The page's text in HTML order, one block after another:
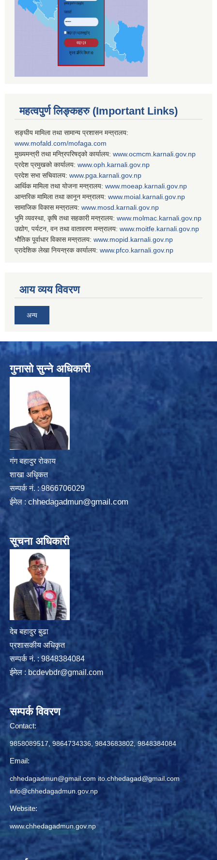
महत्वपुर्ण लिङ्कहरु (Important Links)
सङ्घीय मामिला तथा सामान्य प्रशासन मन्त्रालय:
www.mofald.com/mofaga.com
मुख्यमन्त्री तथा मन्त्रिपरिषद्को कार्यालय: www.ocmcm.karnali.gov.np
प्रदेश प्रमुखको कार्यालय: www.oph.karnali.gov.np
प्रदेश सभा सचिवालय: www. pga.karnali.gov.np
आर्थिक मामिला तथा योजना मन्त्रालय: www. moeap.karnali.gov.np
आन्तरिक मामिला तथा कानून मन्त्रालय: www. moial.karnali.gov.np
सामाजिक विकास मन्त्रालय: www. mosd.karnali.gov.np
भुमि व्यवस्था, कृषि तथा सहकारी मन्त्रालय: www. molmac.karnali.gov.np
उद्योग, पर्यटन, वन तथा वातावरण मन्त्रालय: www. moitfe.karnali.gov.np
भौतिक पूर्वाधार विकास मन्त्रालय: www. mopid.karnali.gov.np
प्रादेशिक लेखा नियन्त्रक कार्यालय: www. pfco.karnali.gov.np
आय व्यय विवरण
अन्य
गुनासो सुन्ने अधिकारी
गंग बहादुर रोकाय
शाखा अधिृकत
सम्पर्क न‌ं. : 9866706029
ईमेल : chhedagadmun@gmail.com
सूचना अधिकारी
देब बहादुर बुढा
प्रशासकीय अधिकृत
सम्पर्क नं. : 9848384084
ईमेल : bcdevbdr@gmail.com
सम्पर्क विवरण
Contact:
9858089517, 9864734336, 9843683802, 9848384084
Email:
chhedagadmun@gmail.com ito.chhedagad@gmail.com
info@chhedagadmun.gov.np
Website:
www.chhedagadmun.gov.np